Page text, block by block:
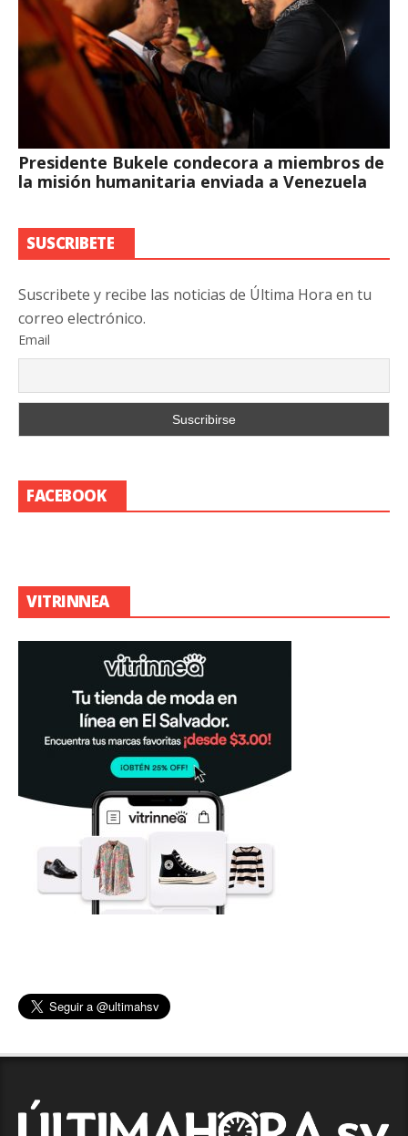
Presidente Bukele condecora a miembros de
la misión humanitaria enviada a Venezuela
SUSCRIBETE
Suscribete y recibe las noticias de Última Hora en tu
correo electrónico.
Email
FACEBOOK
VITRINNEA